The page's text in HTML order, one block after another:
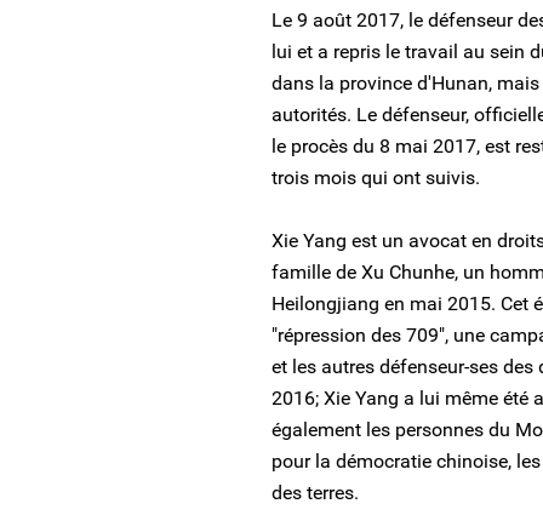
Le 9 août 2017, le défenseur
lui et a repris le travail au sein
dans la province d'Hunan,
autorités. Le défenseur,
le procès du 8 mai 2017, est
trois mois qui ont suivis.
Xie Yang est un avocat en
famille de Xu Chunhe, un
Heilongjiang en mai 2015. Cet
"répression des 709", une
et les autres défenseur-ses
2016; Xie Yang a lui même été
également les personnes du
pour la démocratie chinoise,
des terres.